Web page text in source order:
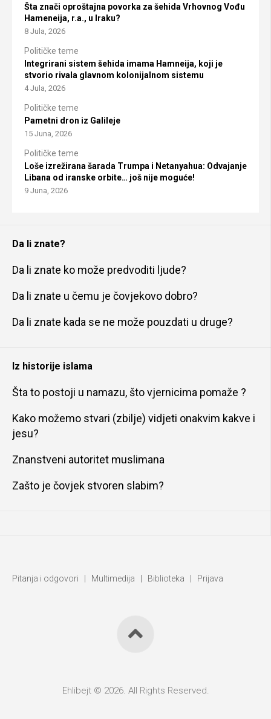
Šta znači oproštajna povorka za šehida Vrhovnog Vođu
Hameneija, r.a., u Iraku?
8 Jula, 2026
Političke teme
Integrirani sistem šehida imama Hamneija, koji je
stvorio rivala glavnom kolonijalnom sistemu
4 Jula, 2026
Političke teme
Pametni dron iz Galileje
15 Juna, 2026
Političke teme
Loše izrežirana šarada Trumpa i Netanyahua: Odvajanje
Libana od iranske orbite… još nije moguće!
9 Juna, 2026
Da li znate?
Da li znate ko može predvoditi ljude?
Da li znate u čemu je čovjekovo dobro?
Da li znate kada se ne može pouzdati u druge?
Iz historije islama
Šta to postoji u namazu, što vjernicima pomaže ?
Kako možemo stvari (zbilje) vidjeti onakvim kakve i
jesu?
Znanstveni autoritet muslimana
Zašto je čovjek stvoren slabim?
Pitanja i odgovori Multimedija Biblioteka Prijava
Ehlibejt © 2026. All Rights Reserved.